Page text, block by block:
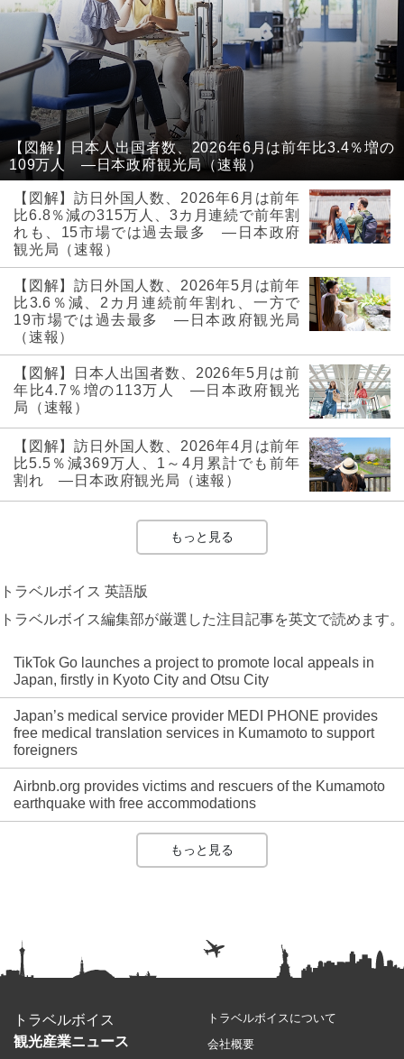
【図解】日本人出国者数、2026年6月は前年比3.4％増の
109万人 ―日本政府観光局（速報）
【図解】訪日外国人数、2026年6月は前年
比6.8％減の315万人、3カ月連続で前年割
れも、15市場では過去最多 ―日本政府
観光局（速報）
【図解】訪日外国人数、2026年5月は前年
比3.6％減、2カ月連続前年割れ、一方で
19市場では過去最多 ―日本政府観光局
（速報）
【図解】日本人出国者数、2026年5月は前
年比4.7％増の113万人 ―日本政府観光
局（速報）
【図解】訪日外国人数、2026年4月は前年
比5.5％減369万人、1～4月累計でも前年
割れ ―日本政府観光局（速報）
もっと見る
トラベルボイス 英語版
トラベルボイス編集部が厳選した注目記事を英文で読めます。
TikTok Go launches a project to promote local appeals in
Japan, firstly in Kyoto City and Otsu City
Japan’s medical service provider MEDI PHONE provides
free medical translation services in Kumamoto to support
foreigners
Airbnb.org provides victims and rescuers of the Kumamoto
earthquake with free accommodations
もっと見る
トラベルボイス
観光産業ニュース
トラベルボイスについて
会社概要